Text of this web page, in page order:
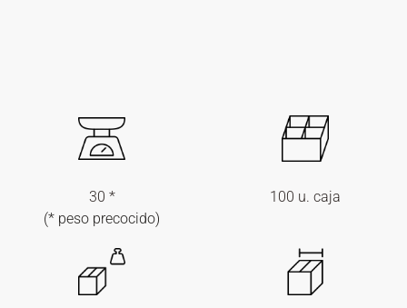
30 *
(* peso precocido)
100 u. caja